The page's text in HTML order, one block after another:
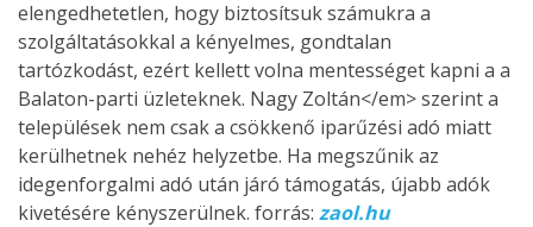
elengedhetetlen, hogy biztosítsuk számukra a
szolgáltatásokkal a kényelmes, gondtalan
tartózkodást, ezért kellett volna mentességet kapni a a
Balaton-parti üzleteknek. Nagy Zoltán</em> szerint a
települések nem csak a csökkenő iparűzési adó miatt
kerülhetnek nehéz helyzetbe. Ha megszűnik az
idegenforgalmi adó után járó támogatás, újabb adók
kivetésére kényszerülnek. forrás: zaol.hu